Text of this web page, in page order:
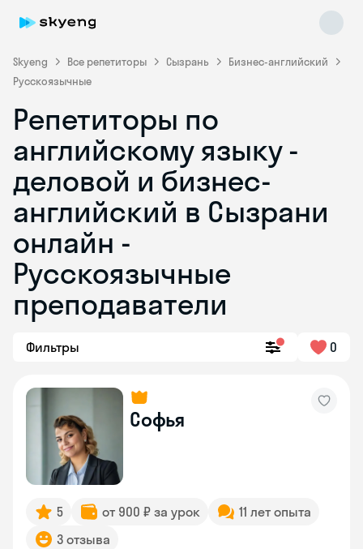
Skyeng Все репетиторы Сызрань
Бизнес-английский
Русскоязычные
Репетиторы по
английскому языку -
деловой и бизнес-
английский в Сызрани
онлайн -
Русскоязычные
преподаватели
Фильтры 0
Софья
5 от 900 ₽ за урок
11 лет опыта
3 отзыва
Skyeng Chat